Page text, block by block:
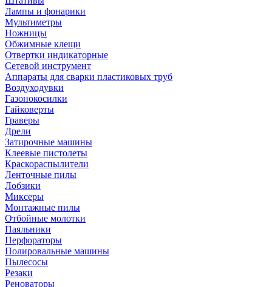
Лампы и фонарики
Мультиметры
Ножницы
Обжимные клещи
Отвертки индикаторные
Сетевой инструмент
Аппараты для сварки пластиковых труб
Воздуходувки
Газонокосилки
Гайковерты
Граверы
Дрели
Затирочные машины
Клеевые пистолеты
Краскораспылители
Ленточные пилы
Лобзики
Миксеры
Монтажные пилы
Отбойные молотки
Паяльники
Перфораторы
Полировальные машины
Пылесосы
Резаки
Реноваторы